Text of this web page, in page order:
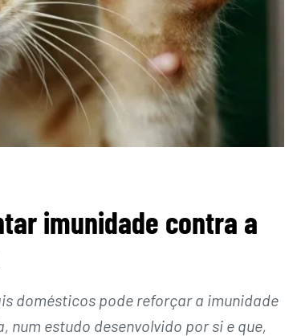
imunidade contra a
domésticos pode reforçar a imunidade
num estudo desenvolvido por si e que,